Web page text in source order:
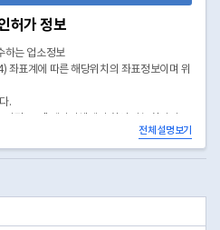
허가 정보
하는 업소정보
좌표계에 따른 해당위치의 좌표정보이며 위
.
22872/S/1/datasetView.do)전체 설명보기